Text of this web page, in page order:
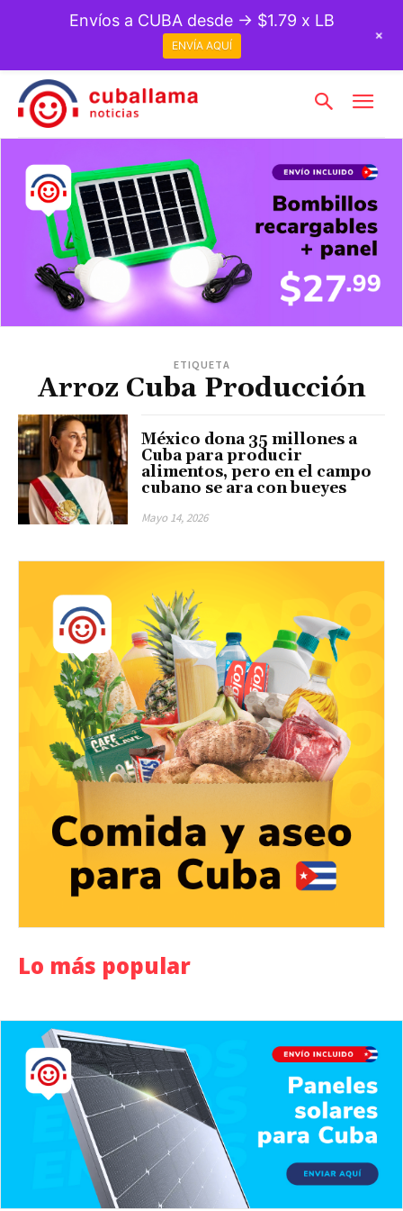
ETIQUETA
Arroz Cuba Producción
México dona 35 millones a
Cuba para producir
alimentos, pero en el campo
cubano se ara con bueyes
Mayo 14, 2026
Lo más popular
Envíos a CUBA desde → $1.79 x LB
ENVÍA AQUÍ
+